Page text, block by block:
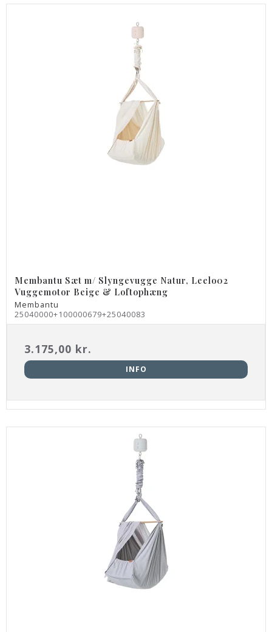
Membantu Sæt m/ Slyngevugge Natur, Leelo02
Vuggemotor Beige & Loftophæng
Membantu
25040000+100000679+25040083
3.175,00 kr.
INFO